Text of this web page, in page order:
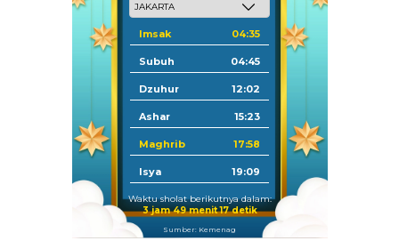
Imsak 04:35
Subuh 04:45
Dzuhur 12:02
Ashar 15:23
Maghrib 17:58
Isya 19:09
Waktu sholat berikutnya dalam:
3 jam 49 menit 15 detik
Sumber: Kemenag